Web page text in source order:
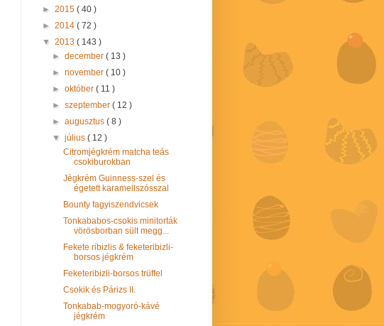
► 2015 ( 40 )
► 2014 ( 72 )
▼ 2013 ( 143 )
►december( 13 )
►november( 10 )
►október( 11 )
►szeptember( 12 )
►augusztus( 8 )
▼július( 12 )
Citromjégkrém matcha teás
csokiburokban
Jégkrém Guinness-szel és
égetett karamellszósszal
Bounty fagyiszendvicsek
Tonkababos-csokis minitorták
vörösborban sült megg...
Fekete ribizlis & feketeribizli-
borsos jégkrém
Feketeribizli-borsos trüffel
Csokik és Párizs II.
Tonkabab-mogyoró-kávé
jégkrém